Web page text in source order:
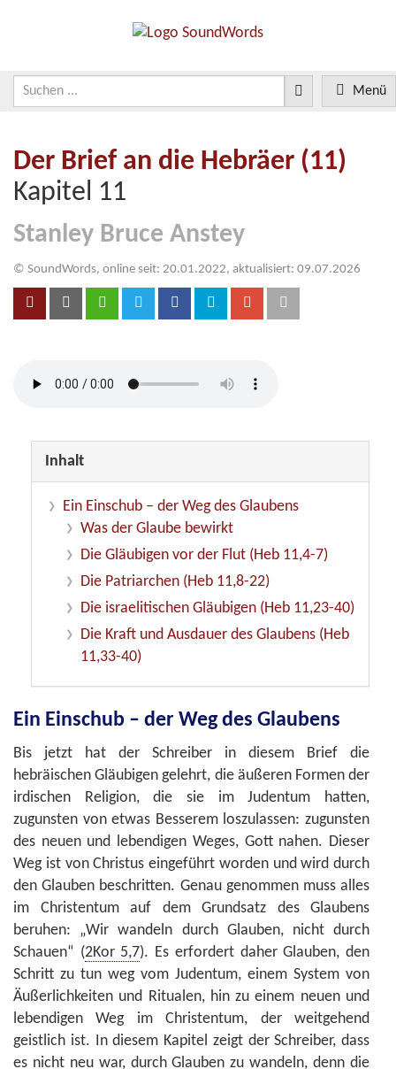
Menü
Der Brief an die Hebräer (11)
Kapitel 11
Stanley Bruce Anstey
© SoundWords, online seit: 20.01.2022, aktualisiert: 09.07.2026
Inhalt
Ein Einschub – der Weg des Glaubens
Was der Glaube bewirkt
Die Gläubigen vor der Flut (Heb 11,4-7)
Die Patriarchen (Heb 11,8-22)
Die israelitischen Gläubigen (Heb 11,23-40)
Die Kraft und Ausdauer des Glaubens (Heb
11,33-40)
Ein Einschub – der Weg des Glaubens
Bis jetzt hat der Schreiber in diesem Brief die
hebräischen Gläubigen gelehrt, die äußeren Formen der
irdischen Religion, die sie im Judentum hatten,
zugunsten von etwas Besserem loszulassen: zugunsten
des neuen und lebendigen Weges, Gott nahen. Dieser
Weg ist von Christus eingeführt worden und wird durch
den Glauben beschritten. Genau genommen muss alles
im Christentum auf dem Grundsatz des Glaubens
beruhen: „Wir wandeln durch Glauben, nicht durch
Schauen“ (2Kor 5,7). Es erfordert daher Glauben, den
Schritt zu tun weg vom Judentum, einem System von
Äußerlichkeiten und Ritualen, hin zu einem neuen und
lebendigen Weg im Christentum, der weitgehend
geistlich ist. In diesem Kapitel zeigt der Schreiber, dass
es nicht neu war, durch Glauben zu wandeln, denn die